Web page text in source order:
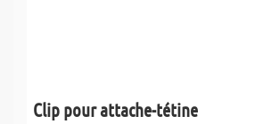
Clip pour attache-tétine